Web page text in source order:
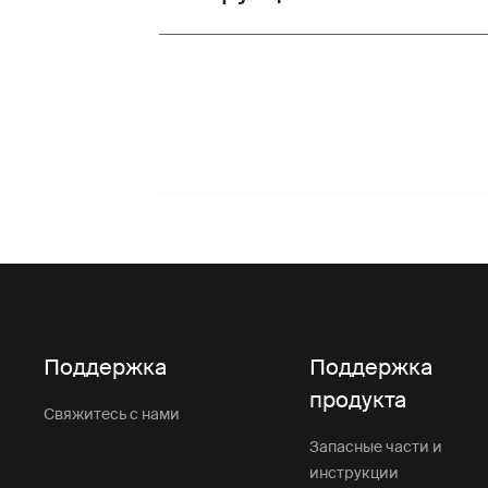
Поддержка
Свяжитесь с нами
Поддержка
продукта
Запасные части и
инструкции